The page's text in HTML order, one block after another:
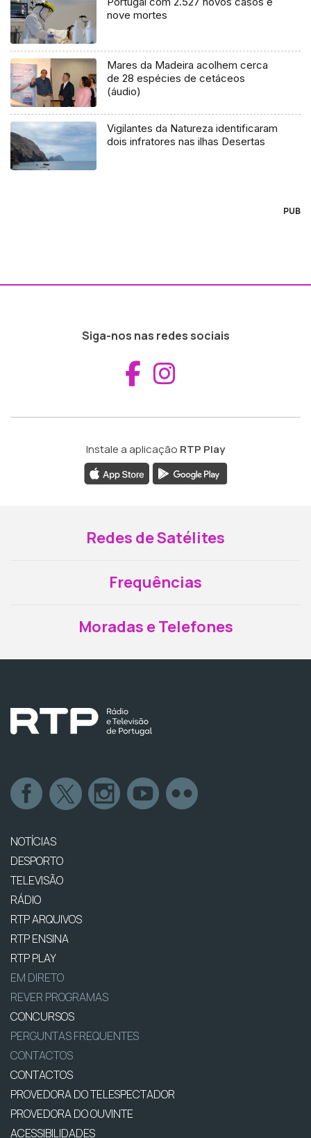
nove mortes
Mares da Madeira acolhem cerca
de 28 espécies de cetáceos
(áudio)
Vigilantes da Natureza identificaram
dois infratores nas ilhas Desertas
PUB
Siga-nos nas redes sociais
Aceder ao
Instale a aplicação RTP Play
Redes de Satélites
Frequências
Moradas e Telefones
NOTÍCIAS
DESPORTO
TELEVISÃO
RÁDIO
RTP ARQUIVOS
RTP ENSINA
RTP PLAY
EM DIRETO
REVER PROGRAMAS
CONCURSOS
PERGUNTAS FREQUENTES
CONTACTOS
CONTACTOS
PROVEDORA DO TELESPECTADOR
PROVEDORA DO OUVINTE
ACESSIBILIDADES